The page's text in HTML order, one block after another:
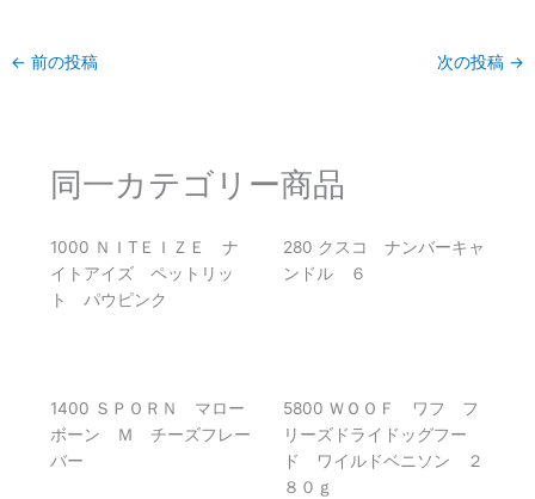
← 前の投稿 次の投稿 →
同一カテゴリー商品
1000 ＮＩTＥＩＺＥ ナ
イトアイズ ペットリッ
ト パウピンク
280 クスコ ナンバーキャ
ンドル ６
1400 ＳＰＯＲＮ マロー
ボーン Ｍ チーズフレー
バー
5800 ＷＯＯＦ ワフ フ
リーズドライドッグフー
ド ワイルドベニソン ２
８０ｇ